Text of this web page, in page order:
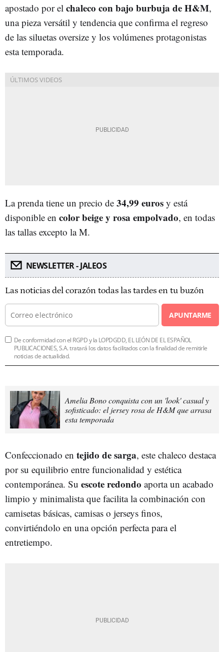
apostado por el chaleco con bajo burbuja de H&M,
una pieza versátil y tendencia que confirma el regreso
de las siluetas oversize y los volúmenes protagonistas
esta temporada.
La prenda tiene un precio de 34,99 euros y está
disponible en color beige y rosa empolvado, en todas
las tallas excepto la M.
NEWSLETTER - JALEOS
Las noticias del corazón todas las tardes en tu buzón
APUNTARME
De conformidad con el RGPD y la LOPDGDD, EL LEÓN DE EL ESPAÑOL
PUBLICACIONES, S.A. tratará los datos facilitados con la finalidad de remitirle
noticias de actualidad.
Amelia Bono conquista con un 'look' casual y
sofisticado: el jersey rosa de H&M que arrasa
esta temporada
Confeccionado en tejido de sarga, este chaleco destaca
por su equilibrio entre funcionalidad y estética
contemporánea. Su escote redondo aporta un acabado
limpio y minimalista que facilita la combinación con
camisetas básicas, camisas o jerseys finos,
convirtiéndolo en una opción perfecta para el
entretiempo.